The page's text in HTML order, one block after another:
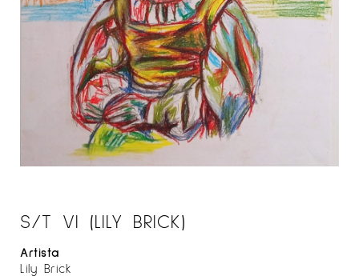
S/T VI (LILY BRICK)
Artista
Lily Brick